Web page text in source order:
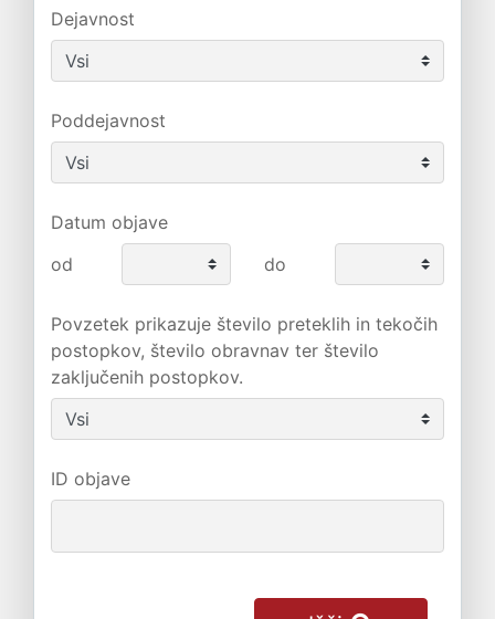
Dejavnost
Poddejavnost
Datum objave
od
do
Povzetek prikazuje število preteklih in tekočih
postopkov, število obravnav ter število
zaključenih postopkov.
ID objave